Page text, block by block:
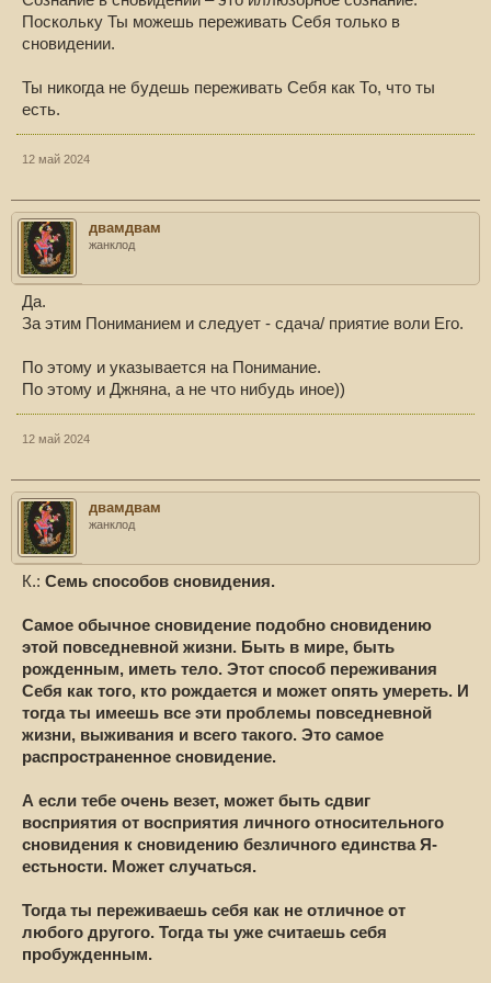
как и к любому, к войнам, морам, горю,, несастью и т д),, что нам
мешает- то помогает по сценарию дуальности выдума!!!!
Я же ПОНИМАЮ, и указываю на это, как могу..
А другого пути нет.
отремонтировать" этот "разрыв!!!!"
На всё воля Твоя, Отец, но не моя!!!!
Поскольку Ты можешь переживать Себя только в
сновидении.
Ты никогда не будешь переживать Себя как То, что ты
есть.
12 май 2024
двамдвам
жанклод
Да.
За этим Пониманием и следует - сдача/ приятие воли Его.
По этому и указывается на Понимание.
По этому и Джняна, а не что нибудь иное))
12 май 2024
двамдвам
жанклод
К.: Семь способов сновидения.
Самое обычное сновидение подобно сновидению
этой повседневной жизни. Быть в мире, быть
рожденным, иметь тело. Этот способ переживания
Себя как того, кто рождается и может опять умереть. И
тогда ты имеешь все эти проблемы повседневной
жизни, выживания и всего такого. Это самое
распространенное сновидение.
А если тебе очень везет, может быть сдвиг
восприятия от восприятия личного относительного
сновидения к сновидению безличного единства Я-
естьности. Может случаться.
Тогда ты переживаешь себя как не отличное от
любого другого. Тогда ты уже считаешь себя
пробужденным.